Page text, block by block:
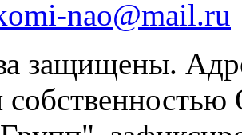
nao@mail.ru
защищены.